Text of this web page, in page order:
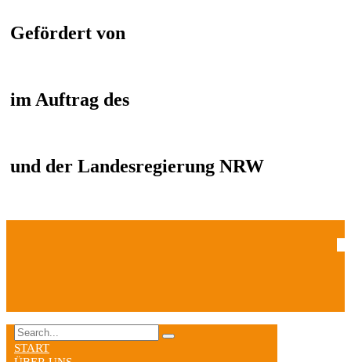
Gefördert von
im Auftrag des
und der Landesregierung NRW
START